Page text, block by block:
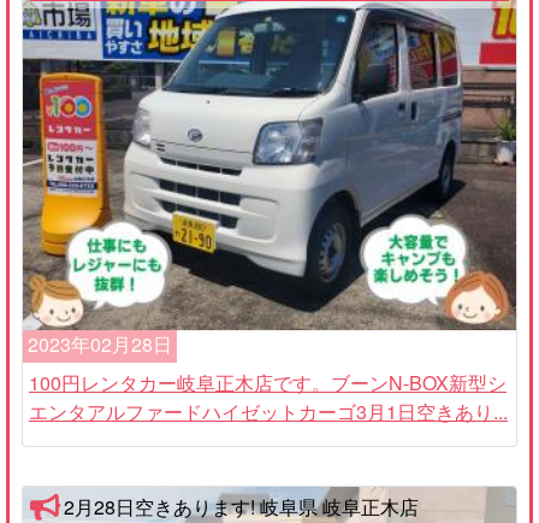
2023年02月28日
100円レンタカー岐阜正木店です。ブーンN-BOX新型シ
エンタアルファードハイゼットカーゴ3月1日空きあり...
2月28日空きあります! 岐阜県 岐阜正木店